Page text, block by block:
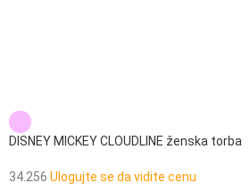
DISNEY MICKEY CLOUDLINE ženska torba
34.256 Ulogujte se da vidite cenu